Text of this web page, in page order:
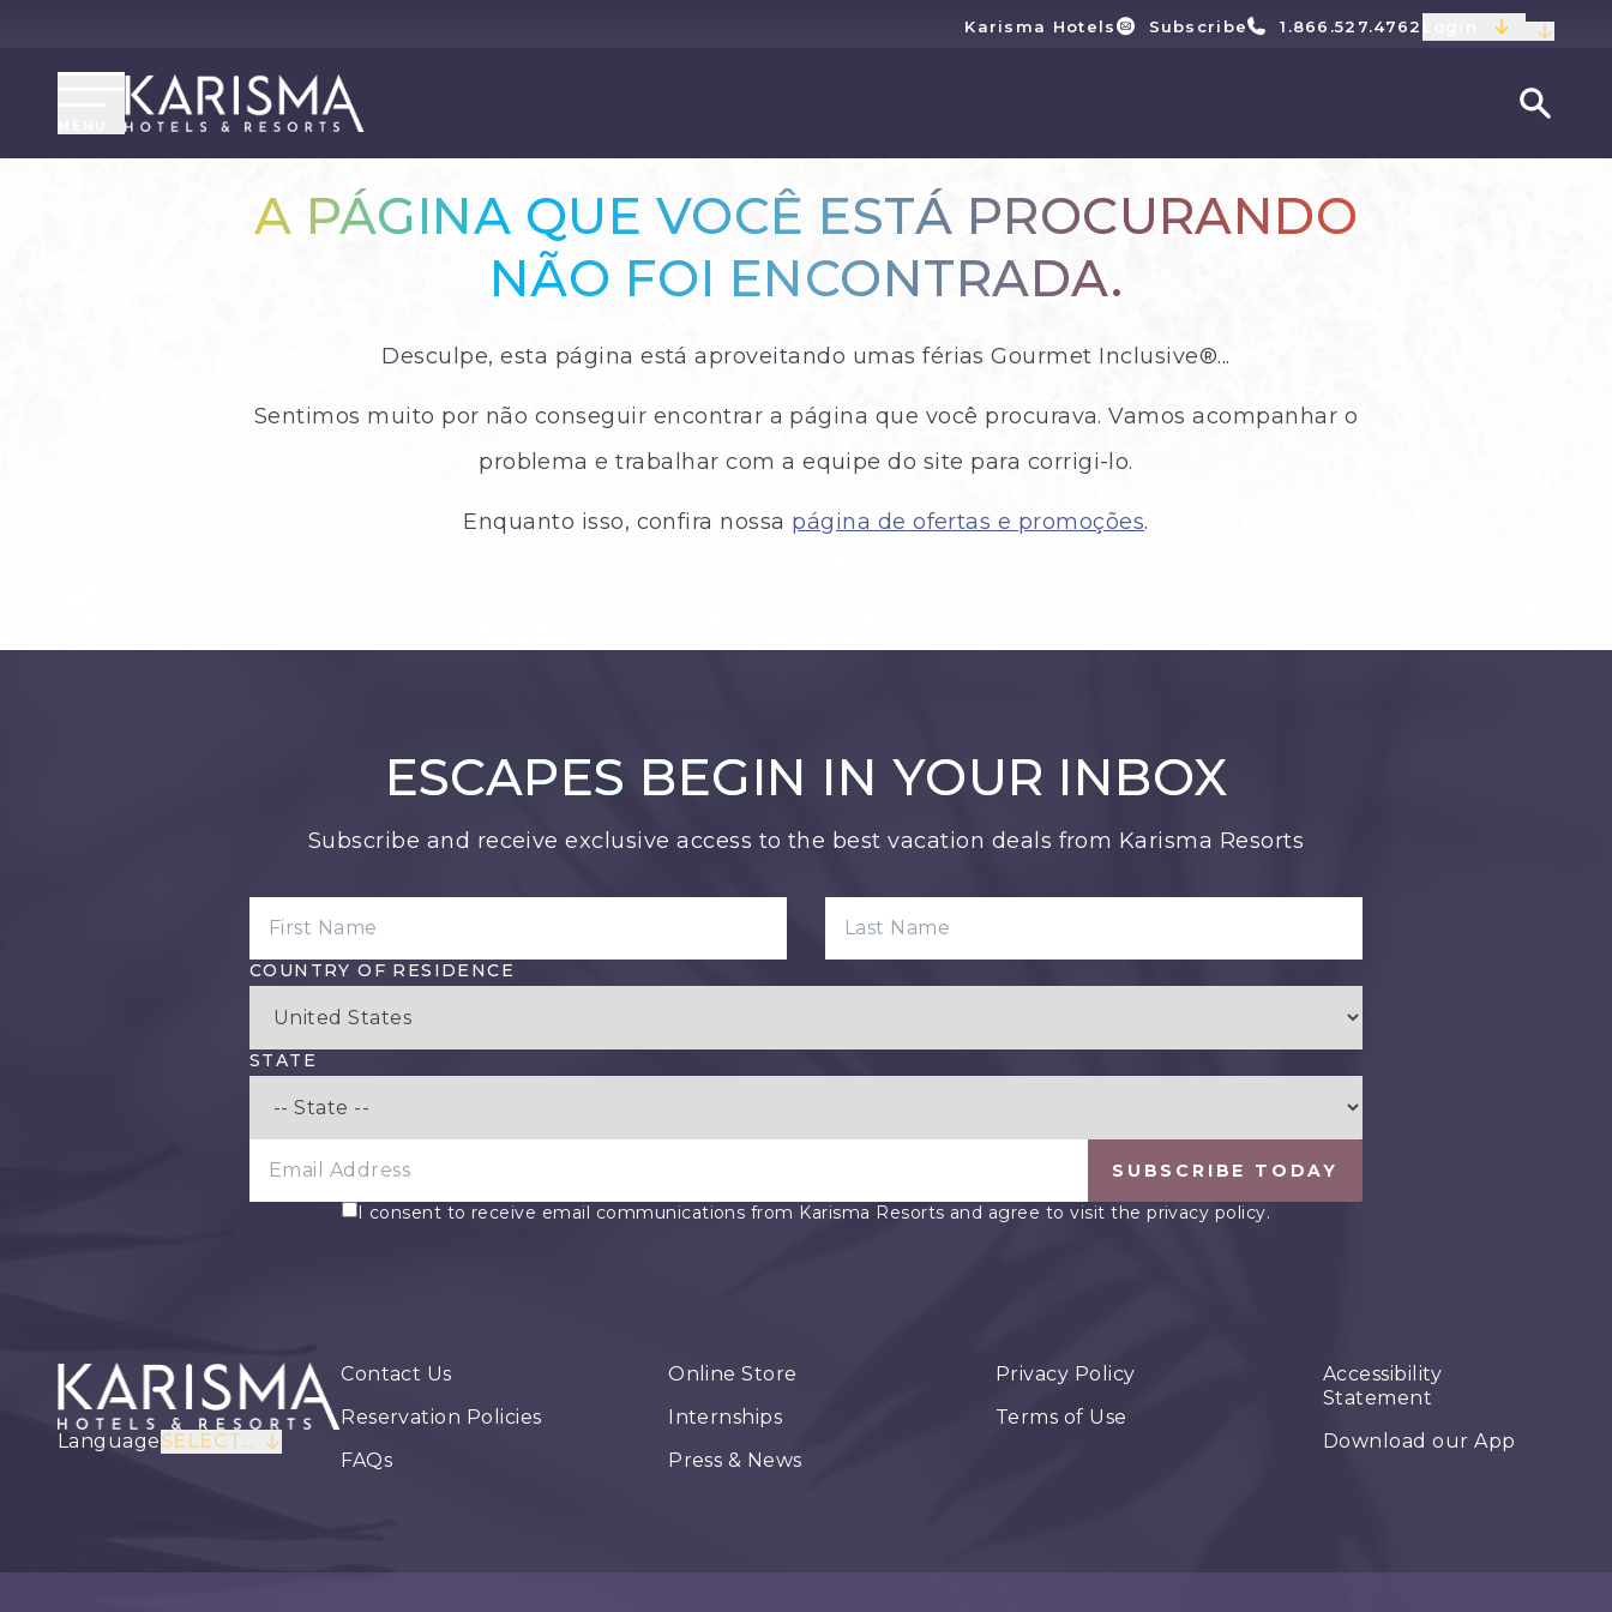
Karisma Hotels Subscribe 1.866.527.4762
A PÁGINA QUE VOCÊ ESTÁ PROCURANDO
NÃO FOI ENCONTRADA.
Desculpe, esta página está aproveitando umas férias Gourmet Inclusive®...
Sentimos muito por não conseguir encontrar a página que você procurava. Vamos acompanhar o
problema e trabalhar com a equipe do site para corrigi-lo.
Enquanto isso, confira nossa página de ofertas e promoções.
ESCAPES BEGIN IN YOUR INBOX
Subscribe and receive exclusive access to the best vacation deals from Karisma Resorts
COUNTRY OF RESIDENCE
STATE
SUBSCRIBE TODAY
I consent to receive email communications from Karisma Resorts and agree to visit the privacy policy.
LanguageSELECT...
Contact Us
Reservation Policies
FAQs
Online Store
Internships
Press & News
Privacy Policy
Terms of Use
Accessibility
Statement
Download our App